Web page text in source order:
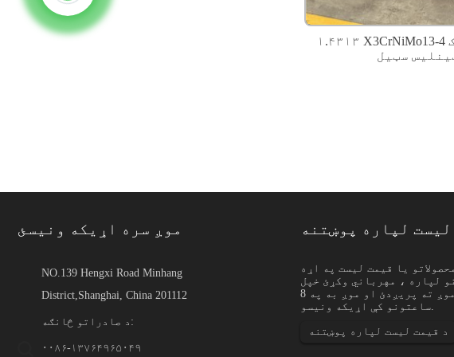
۱.۴۳۱۳ X3CrNiMo13-4 مارټینسټیک
سټیل
موږ سره اړیکه ونیسئ
NO.139 Hengxi Road Minhang
District,Shanghai, China 201112
د صادراتو څانګه:
۰۰۸۶-۱۳۷۶۴۹۶۵۰۴۹
لپاره پوښتنه
یا قیمت لیست په اړه
لپاره ، مهرباني وکړئ خپل
بریښنالیک موږ ته پریږدئ او موږ به په 8
د قیمت لیست لپاره پوښتنه
اندازې ملاتړ پدې معنی دی چې د شیټ،
تار یا ځانګړي پروفایلونه په ابعادو،
شوي شرایطو کې د ځانګړي لپاره غوره